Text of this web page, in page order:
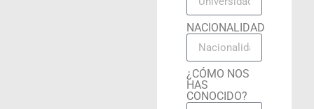
NACIONALIDAD
¿CÓMO NOS
HAS
CONOCIDO?